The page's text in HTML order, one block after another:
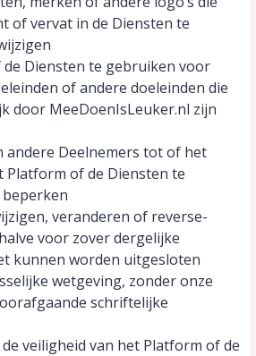
of vervat in de Diensten te
Diensten te gebruiken voor
of andere doeleinden die
door MeeDoenIsLeuker.nl zijn
andere Deelnemers tot of het
Platform of de Diensten te
veranderen of reverse-
voor zover dergelijke
kunnen worden uitgesloten
wetgeving, zonder onze
schriftelijke
veiligheid van het Platform of de